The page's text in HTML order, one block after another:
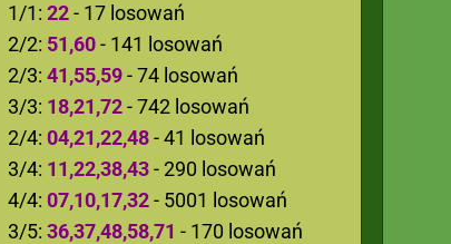
1/1: 22- 17 losowań
2/2: 51,60- 141 losowań
2/3: 41,55,59- 74 losowań
3/3: 18,21,72- 742 losowań
2/4: 04,21,22,48- 41 losowań
3/4: 11,22,38,43- 290 losowań
4/4: 07,10,17,32- 5001 losowań
3/5: 36,37,48,58,71 - 170 losowań